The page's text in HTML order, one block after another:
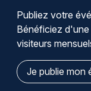
Publiez votre
Bénéficiez
visiteurs
Je publie mon